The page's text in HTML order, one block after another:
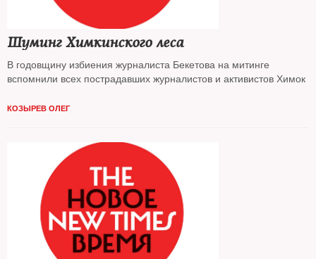
Шуминг Химкинского леса
В годовщину избиения журналиста Бекетова на митинге
вспомнили всех пострадавших журналистов и активистов Химок
КОЗЫРЕВ ОЛЕГ